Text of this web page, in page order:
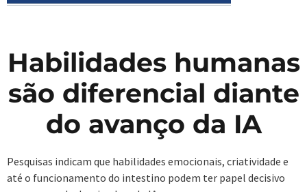
Habilidades humanas
são diferencial diante
do avanço da IA
Pesquisas indicam que habilidades emocionais, criatividade e
até o funcionamento do intestino podem ter papel decisivo